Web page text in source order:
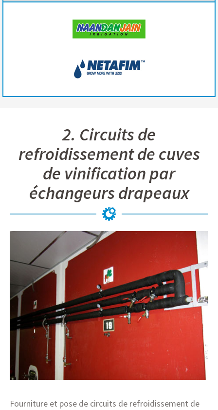
2. Circuits de
refroidissement de cuves
de vinification par
échangeurs drapeaux
Fourniture et pose de circuits de refroidissement de